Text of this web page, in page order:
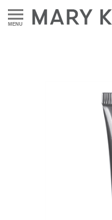
MENU